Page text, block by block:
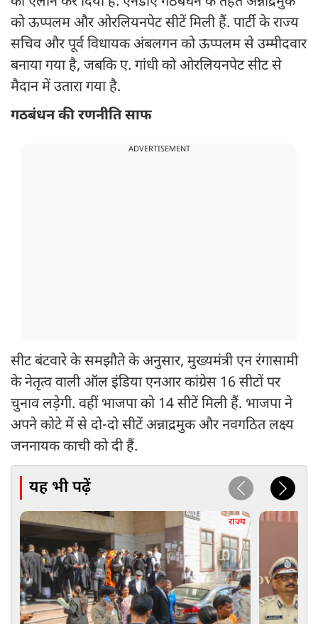
को ऊप्पलम और ओरलियनपेट सीटें मिली हैं. पार्टी के राज्य
सचिव और पूर्व विधायक अंबलगन को ऊप्पलम से उम्मीदवार
बनाया गया है, जबकि ए. गांधी को ओरलियनपेट सीट से
मैदान में उतारा गया है.
गठबंधन की रणनीति साफ
ADVERTISEMENT
सीट बंटवारे के समझौते के अनुसार, मुख्यमंत्री एन रंगासामी
के नेतृत्व वाली ऑल इंडिया एनआर कांग्रेस 16 सीटों पर
चुनाव लड़ेगी. वहीं भाजपा को 14 सीटें मिली हैं. भाजपा ने
अपने कोटे में से दो-दो सीटें अन्नाद्रमुक और नवगठित लक्ष्य
जननायक काची को दी हैं.
यह भी पढ़ें
राज्य